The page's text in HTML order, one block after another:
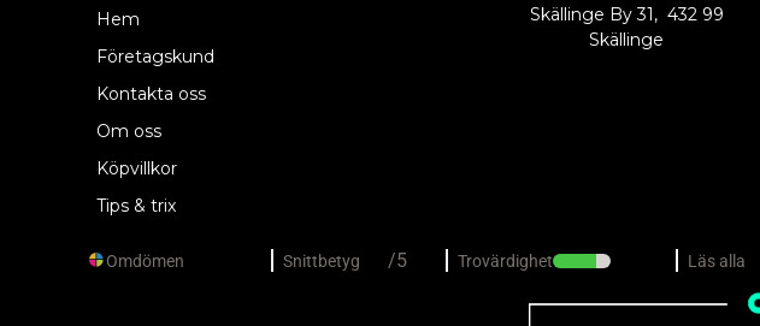
Hem
Företagskund
Kontakta oss
Om oss
Köpvillkor
Tips & trix
Skällinge By 31, 432 99
Skällinge